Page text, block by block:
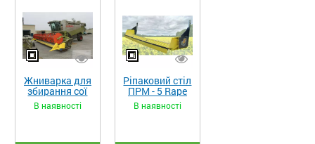
Жниварка для
збирання сої
та гороху
«ETTARO»
В наявності
Ріпаковий стіл
ПРМ - 5 Rape
Fiore
В наявності